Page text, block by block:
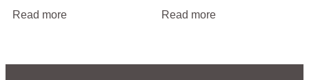
Read more Read more